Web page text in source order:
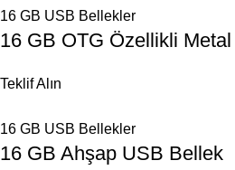
16 GB USB Bellekler
16 GB OTG Özellikli
Teklif Alın
16 GB USB Bellekler
16 GB Ahşap USB Bellek